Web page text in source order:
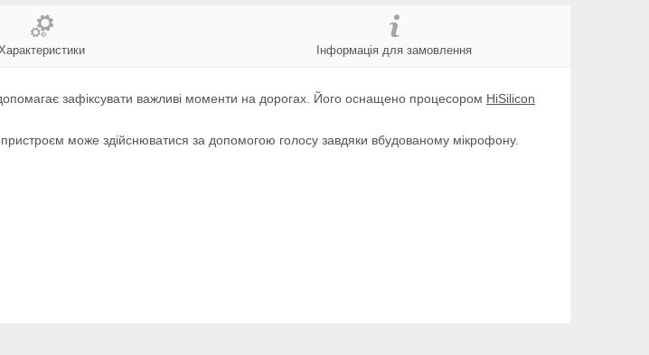
Інформація для замовлення
зафіксувати важливі моменти на дорогах. Його оснащено процесором HiSilicon
може здійснюватися за допомогою голосу завдяки вбудованому мікрофону.